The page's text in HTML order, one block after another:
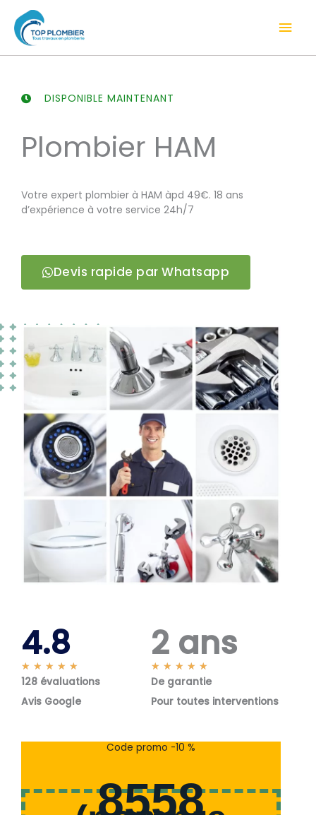
contenu
DISPONIBLE MAINTENANT
Plombier HAM
Votre expert plombier à HAM àpd 49€. 18 ans
d’expérience à votre service 24h/7
Devis rapide par Whatsapp
4.8
★ ★ ★ ★ ★
o
s
128 évaluations
Avis Google
2 ans
★ ★ ★ ★ ★
o
s
De garantie
Pour toutes interventions
Code promo -10 %
8558